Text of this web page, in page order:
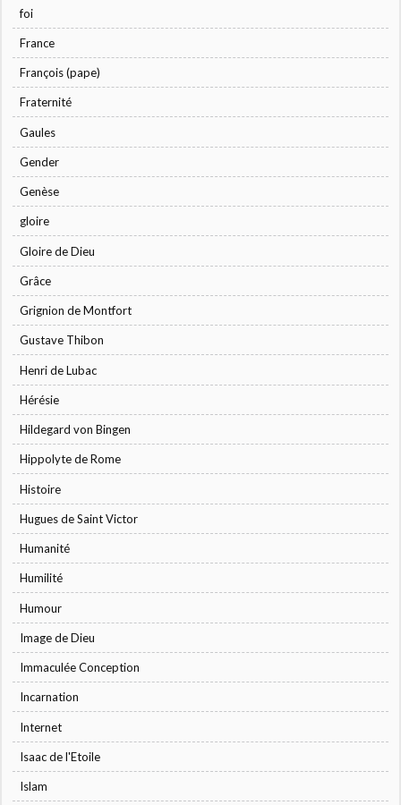
foi
France
François (pape)
Fraternité
Gaules
Gender
Genèse
gloire
Gloire de Dieu
Grâce
Grignion de Montfort
Gustave Thibon
Henri de Lubac
Hérésie
Hildegard von Bingen
Hippolyte de Rome
Histoire
Hugues de Saint Victor
Humanité
Humilité
Humour
Image de Dieu
Immaculée Conception
Incarnation
Internet
Isaac de l'Etoile
Islam